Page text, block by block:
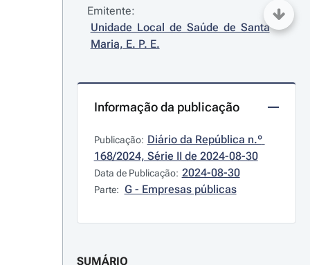
Emitente:
Unidade Local de Saúde de Santa
Maria, E. P. E.
Informação da publicação
Publicação: Diário da República n.º
168/2024, Série II de 2024-08-30
Data de Publicação: 2024-08-30
Parte: G - Empresas públicas
SUMÁRIO